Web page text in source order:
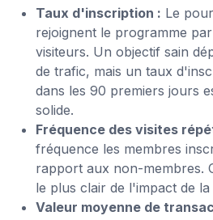
Taux d'inscription : Le
rejoignent le programme
visiteurs. Un objectif sain
de trafic, mais un taux
dans les 90 premiers jours
solide.
Fréquence des visites
fréquence les membres
rapport aux non-membres.
le plus clair de l'impact de la
Valeur moyenne de